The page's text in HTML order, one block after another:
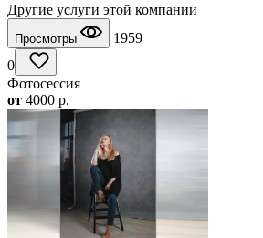
Другие услуги этой компании
Просмотры
1959
0
Фотосессия
от 4000 p.